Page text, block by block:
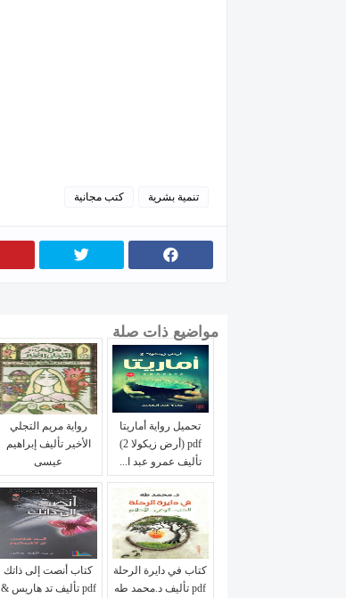
تنمية بشرية كتب مجانية
مواضيع ذات صلة
تحميل رواية أماريتا
pdf (أرض زيكولا 2)
تأليف عمرو عبد ا...
رواية مريم التجلي
الأخير تأليف إبراهيم
عيسى
كتاب في دايرة الرحلة
pdf تأليف د.محمد طه
كتاب أنصت إلى ذاتك
pdf تأليف تد هاريس &